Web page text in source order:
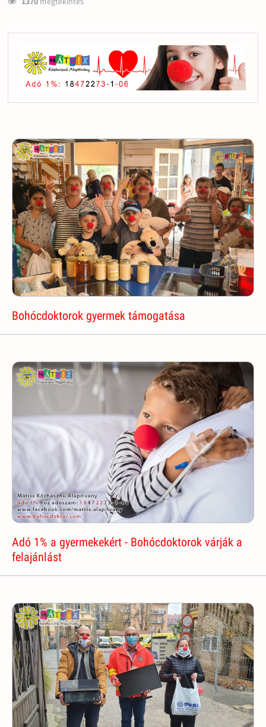
Bohócdoktorok gyermek támogatása
Adó 1% a gyermekekért - Bohócdoktorok várják a
felajánlást